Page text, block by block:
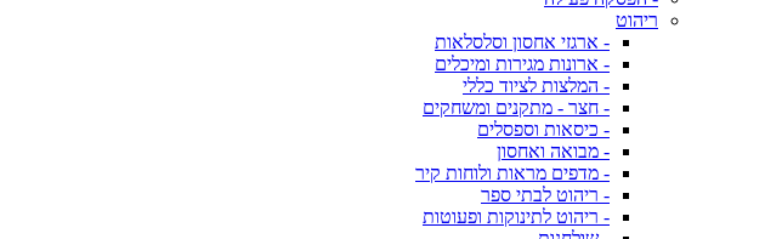
ריהוט
- ארגזי אחסון וסלסלאות
- ארונות מגירות ומיכלים
- המלצות לציוד כללי
- חצר - מתקנים ומשחקים
- כיסאות וספסלים
- מבואה ואחסון
- מדפים מראות ולוחות קיר
- ריהוט לבתי ספר
- ריהוט לתינוקות ופעוטות